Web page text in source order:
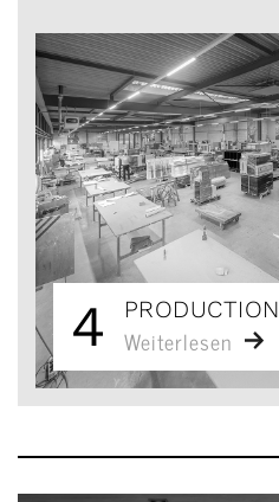
4 PRODUCTION
Weiterlesen